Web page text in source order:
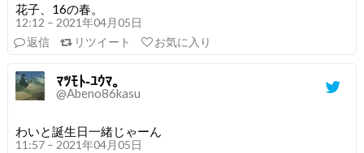
花子、16の春。
12:12 – 2021年04月05日
返信
リツイート お気に入り
ﾏﾂﾓﾄ‐ﾕｳﾏ｡
@Abeno86kasu
わいと誕生日一緒じゃーん
11:57 – 2021年04月05日